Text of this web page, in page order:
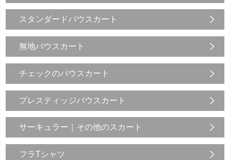
スタンダードパウスカート
無地パウスカート
チェックのパウスカート
プレスティッジパウスカート
サーキュラー｜その他のスカート
フラTシャツ